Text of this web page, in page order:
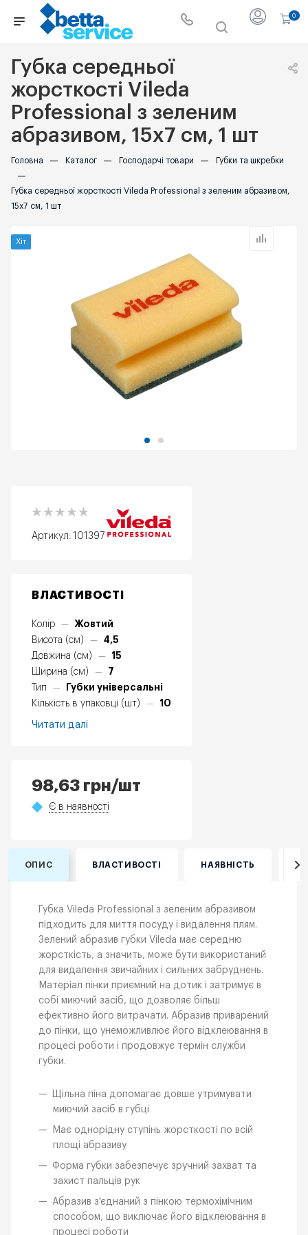
0
Губка середньої
жорсткості Vileda
Professional з зеленим
абразивом, 15х7 см, 1 шт
Головна — Каталог — Господарчі товари — Губки та шкребки
—
Губка середньої жорсткості Vileda Professional з зеленим абразивом,
15х7 см, 1 шт
Хіт
Артикул: 101397
ВЛАСТИВОСТІ
Колір —
Жовтий
Висота (см)
—
4,5
Довжина (см)
—
15
Ширина (см)
—
7
Тип
—
Губки універсальні
Кількість в упаковці (шт)
— 10
Читати далі
98,63 грн/шт
Є в наявності
ОПИС ВЛАСТИВОСТІ НАЯВНІСТЬ
Губка Vileda Professional з зеленим абразивом
підходить для миття посуду і видалення плям.
Зелений абразив губки Vileda має середню
жорсткість, а значить, може бути використаний
для видалення звичайних і сильних забруднень.
Матеріал пінки приємний на дотик і затримує в
собі миючий засіб, що дозволяє більш
ефективно його витрачати. Абразив приварений
до пінки, що унеможливлює його відклеювання в
процесі роботи і продовжує термін служби
губки.
Щільна піна допомагає довше утримувати
миючий засіб в губці
Має однорідну ступінь жорсткості по всій
площі абразиву
Форма губки забезпечує зручний захват та
захист пальців рук
Абразив з'єднаний з пінкою термохімічним
способом, що виключає його відклеювання в
процесі роботи